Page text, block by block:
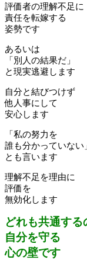
評価者の理解不足に
責任を転嫁する
姿勢です
あるいは
「別人の結果だ」
と現実逃避します
自分と結びつけず
他人事にして
安心します
「私の努力を
誰も分かっていない
とも言います
理解不足を理由に
評価を
無効化します
どれも共通する
自分を守る
心の壁です